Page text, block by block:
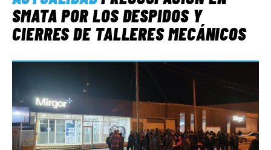
SMATA POR LOS DESPIDOS Y
CIERRES DE TALLERES MECÁNICOS